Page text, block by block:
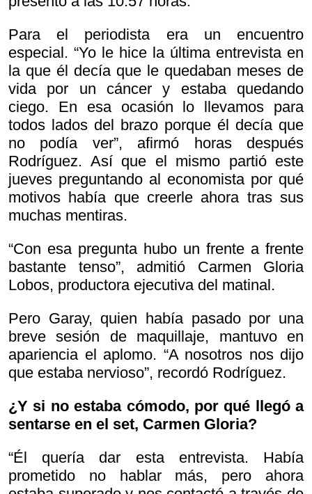
Para el periodista era un encuentro
especial. “Yo le hice la última entrevista en
la que él decía que le quedaban meses de
vida por un cáncer y estaba quedando
ciego. En esa ocasión lo llevamos para
todos lados del brazo porque él decía que
no podía ver”, afirmó horas después
Rodríguez. Así que el mismo partió este
jueves preguntando al economista por qué
motivos había que creerle ahora tras sus
muchas mentiras.
“Con esa pregunta hubo un frente a frente
bastante tenso”, admitió Carmen Gloria
Lobos, productora ejecutiva del matinal.
Pero Garay, quien había pasado por una
breve sesión de maquillaje, mantuvo en
apariencia el aplomo. “A nosotros nos dijo
que estaba nervioso”, recordó Rodríguez.
¿Y si no estaba cómodo, por qué llegó a
sentarse en el set, Carmen Gloria?
“Él quería dar esta entrevista. Había
prometido no hablar más, pero ahora